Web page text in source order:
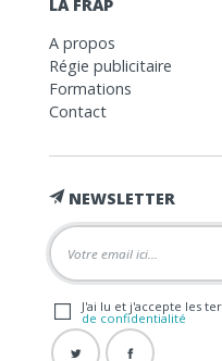
LA FRAP
A propos
Régie publicitaire
Formations
Contact
NEWSLETTER
J'ai lu et j'accepte les
de confidentialité